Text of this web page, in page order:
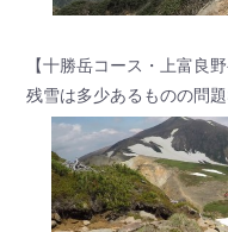
【十勝岳コース・上富良野
残雪は多少あるものの問